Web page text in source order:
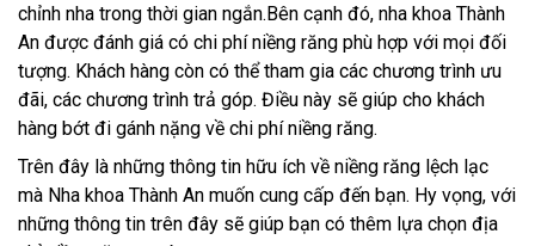
chỉnh nha trong thời gian ngắn.Bên cạnh đó, nha khoa Thành
An được đánh giá có chi phí niềng răng phù hợp với mọi đối
tượng. Khách hàng còn có thể tham gia các chương trình ưu
đãi, các chương trình trả góp. Điều này sẽ giúp cho khách
hàng bớt đi gánh nặng về chi phí niềng răng.
Trên đây là những thông tin hữu ích về niềng răng lệch lạc
mà Nha khoa Thành An muốn cung cấp đến bạn. Hy vọng, với
những thông tin trên đây sẽ giúp bạn có thêm lựa chọn địa